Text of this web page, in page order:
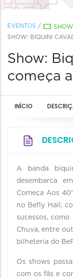
EVENTOS / SHOW
SHOW: BIQUINI
Show:
começa
INÍCIO
A banda
desembarca
Começa Aos
no Befly Hall,
sucessos,
Chuva, entre
bilheteria do
Os shows
com os fãs e